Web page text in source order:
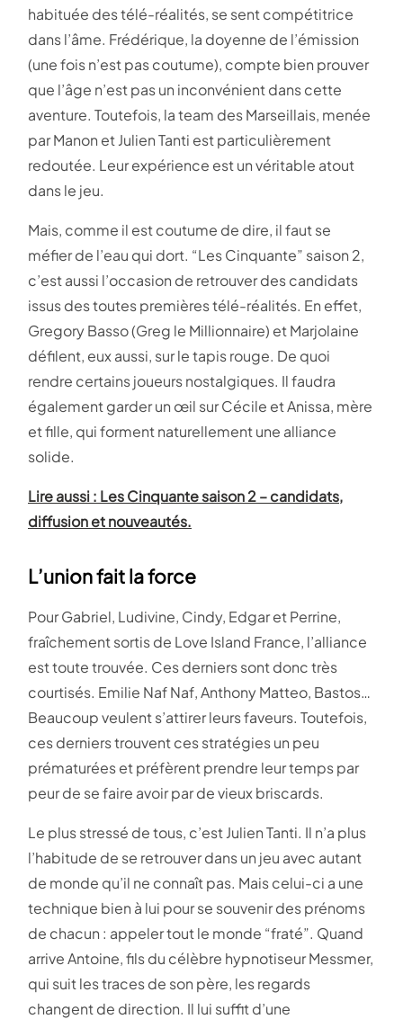
habituée des télé-réalités, se sent compétitrice
dans l’âme. Frédérique, la doyenne de l’émission
(une fois n’est pas coutume), compte bien prouver
que l’âge n’est pas un inconvénient dans cette
aventure. Toutefois, la team des Marseillais, menée
par Manon et Julien Tanti est particulièrement
redoutée. Leur expérience est un véritable atout
dans le jeu.
Mais, comme il est coutume de dire, il faut se
méfier de l’eau qui dort. “Les Cinquante” saison 2,
c’est aussi l’occasion de retrouver des candidats
issus des toutes premières télé-réalités. En effet,
Gregory Basso (Greg le Millionnaire) et Marjolaine
défilent, eux aussi, sur le tapis rouge. De quoi
rendre certains joueurs nostalgiques. Il faudra
également garder un œil sur Cécile et Anissa, mère
et fille, qui forment naturellement une alliance
solide.
Lire aussi : Les Cinquante saison 2 – candidats,
diffusion et nouveautés.
L’union fait la force
Pour Gabriel, Ludivine, Cindy, Edgar et Perrine,
fraîchement sortis de Love Island France, l’alliance
est toute trouvée. Ces derniers sont donc très
courtisés. Emilie Naf Naf, Anthony Matteo, Bastos…
Beaucoup veulent s’attirer leurs faveurs. Toutefois,
ces derniers trouvent ces stratégies un peu
prématurées et préfèrent prendre leur temps par
peur de se faire avoir par de vieux briscards.
Le plus stressé de tous, c’est Julien Tanti. Il n’a plus
l’habitude de se retrouver dans un jeu avec autant
de monde qu’il ne connaît pas. Mais celui-ci a une
technique bien à lui pour se souvenir des prénoms
de chacun : appeler tout le monde “fraté”. Quand
arrive Antoine, fils du célèbre hypnotiseur Messmer,
qui suit les traces de son père, les regards
changent de direction. Il lui suffit d’une